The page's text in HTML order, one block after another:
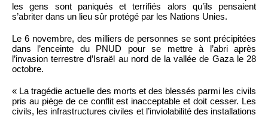
les gens sont paniqués et terrifiés alors qu’ils pensaient
s’abriter dans un lieu sûr protégé par les Nations Unies.
Le 6 novembre, des milliers de personnes se sont précipitées
dans l’enceinte du PNUD pour se mettre à l’abri après
l’invasion terrestre d’Israël au nord de la vallée de Gaza le 28
octobre.
« La tragédie actuelle des morts et des blessés parmi les civils
pris au piège de ce conflit est inacceptable et doit cesser. Les
civils, les infrastructures civiles et l’inviolabilité des installations